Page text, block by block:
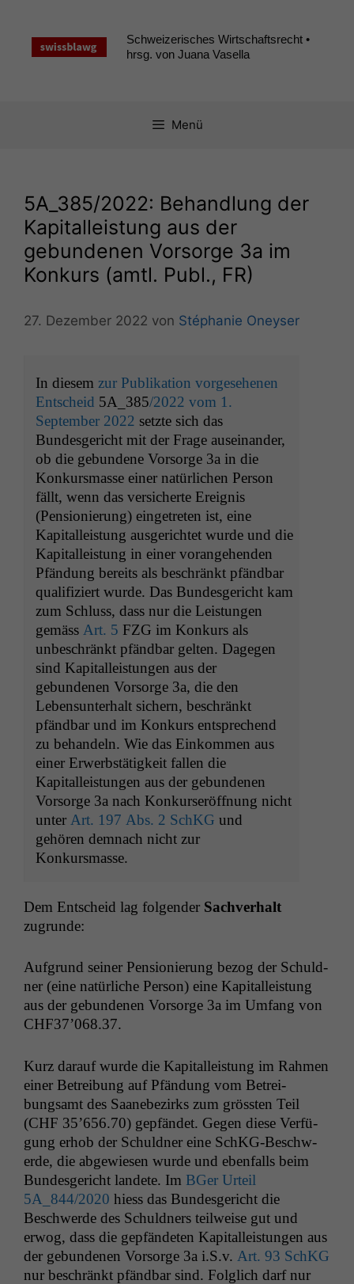
springen
Schweizerisches Wirtschaftsrecht •
hrsg. von Juana Vasella
Menü
5A_385/2022: Behandlung der
Kapitalleistung aus der
gebundenen Vorsorge 3a im
Konkurs (amtl. Publ., FR)
27. Dezember 2022 von Stéphanie Oneyser
In diesem zur Publikation vorgesehenen
Entscheid 5A_385/2022 vom 1.
September 2022 setzte sich das
Bundesgericht mit der Frage auseinander,
ob die gebundene Vorsorge 3a in die
Konkursmasse einer natürlichen Person
fällt, wenn das versicherte Ereignis
(Pensionierung) eingetreten ist, eine
Kapitalleistung ausgerichtet wurde und die
Kapitalleistung in einer vorangehenden
Pfändung bereits als beschränkt pfändbar
qualifiziert wurde. Das Bundesgericht kam
zum Schluss, dass nur die Leistungen
gemäss Art. 5 FZG im Konkurs als
unbeschränkt pfändbar gelten. Dagegen
sind Kapitalleistungen aus der
gebundenen Vorsorge 3a, die den
Lebensunterhalt sichern, beschränkt
pfändbar und im Konkurs entsprechend
zu behandeln. Wie das Einkommen aus
einer Erwerbstätigkeit fallen die
Kapitalleistungen aus der gebundenen
Vorsorge 3a nach Konkurseröffnung nicht
unter Art. 197 Abs. 2 SchKG und
gehören demnach nicht zur
Konkursmasse.
Dem Entscheid lag fol­gen­der Sachver­halt
zugrunde:
Auf­grund sein­er Pen­sion­ierung bezog der Schuld­
ner (eine natür­liche Per­son) eine Kap­i­talleis­tung
aus der gebun­de­nen Vor­sorge 3a im Umfang von
CHF37’068.37.
Kurz darauf wurde die Kap­i­talleis­tung im Rah­men
ein­er Betrei­bung auf Pfän­dung vom Betrei­
bungsamt des Saanebezirks zum grössten Teil
(CHF 35’656.70) gepfän­det. Gegen diese Ver­fü­
gung erhob der Schuld­ner eine SchKG-Beschw­
erde, die abgewiesen wurde und eben­falls beim
Bun­des­gericht lan­dete. Im BGer Urteil
5A_844/2020 hiess das Bun­des­gericht die
Beschw­erde des Schuld­ners teil­weise gut und
erwog, dass die gepfän­de­ten Kap­i­talleis­tun­gen aus
der gebun­de­nen Vor­sorge 3a i.S.v. Art. 93 SchKG
nur beschränkt pfänd­bar sind. Fol­glich darf nur